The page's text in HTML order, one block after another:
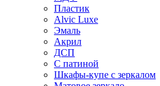
Пластик
Alvic Luxe
Эмаль
Акрил
ДСП
С патиной
Шкафы-купе с зеркалом